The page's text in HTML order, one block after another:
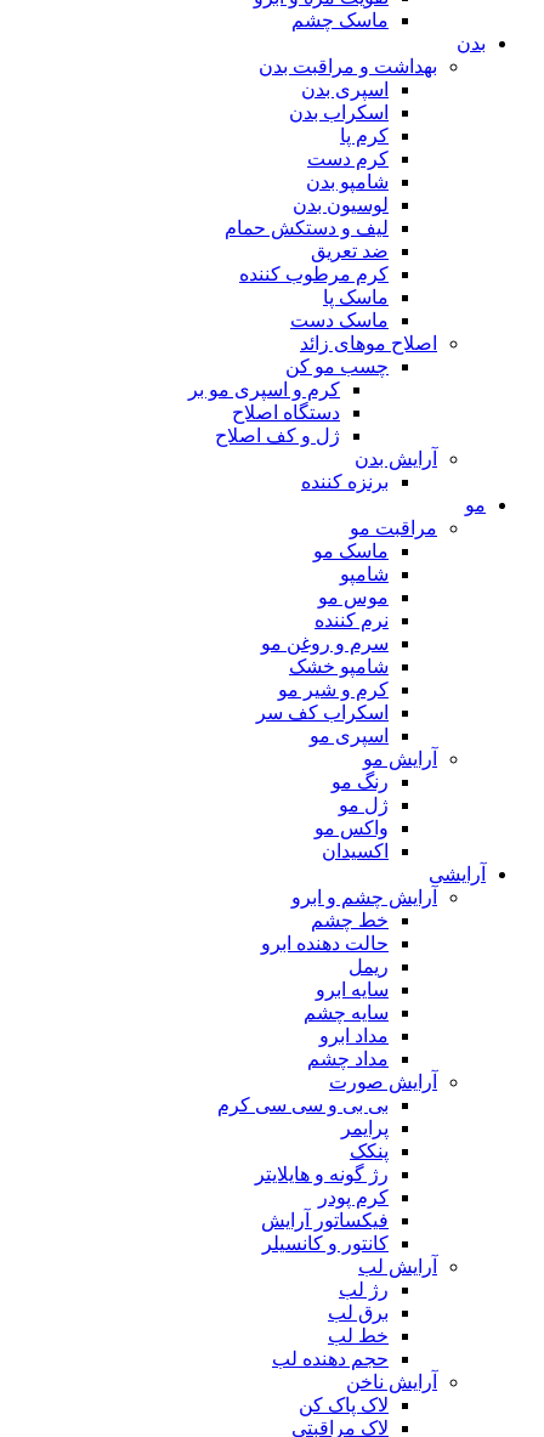
ماسک چشم
بدن
بهداشت و مراقبت بدن
اسپری بدن
اسکراب بدن
کرم پا
کرم دست
شامپو بدن
لوسیون بدن
لیف و دستکش حمام
ضد تعریق
کرم مرطوب کننده
ماسک پا
ماسک دست
اصلاح موهای زائد
چسب مو کن
کرم و اسپری مو بر
دستگاه اصلاح
ژل و کف اصلاح
آرایش بدن
برنزه کننده
مو
مراقبت مو
ماسک مو
شامپو
موس مو
نرم کننده
سرم و روغن مو
شامپو خشک
کرم و شیر مو
اسکراب کف سر
اسپری مو
آرایش مو
رنگ مو
ژل مو
واکس مو
اکسیدان
آرایشی
آرایش چشم و ابرو
خط چشم
حالت دهنده ابرو
ریمل
سایه ابرو
سایه چشم
مداد ابرو
مداد چشم
آرایش صورت
بی بی و سی سی کرم
پرایمر
پنکک
رژ گونه و هایلایتر
کرم پودر
فیکساتور آرایش
کانتور و کانسیلر
آرایش لب
رژ لب
برق لب
خط لب
حجم دهنده لب
آرایش ناخن
لاک پاک کن
لاک مراقبتی